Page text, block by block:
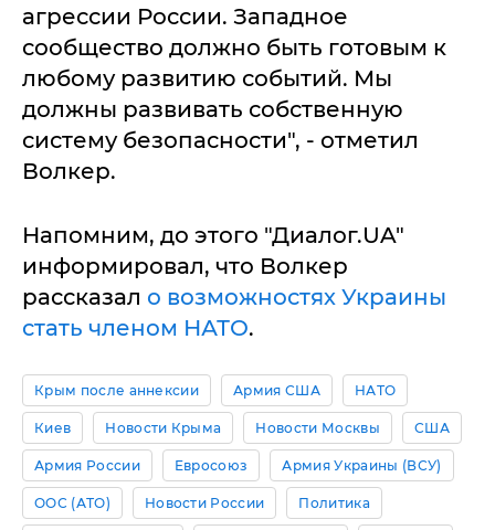
агрессии России. Западное
сообщество должно быть готовым к
любому развитию событий. Мы
должны развивать собственную
систему безопасности", - отметил
Волкер.
Напомним, до этого "Диалог.UA"
информировал, что Волкер
рассказал о возможностях Украины
стать членом НАТО.
Крым после аннексии Армия США НАТО
Киев Новости Крыма Новости Москвы США
Армия России Евросоюз Армия Украины (ВСУ)
ООС (АТО) Новости России Политика